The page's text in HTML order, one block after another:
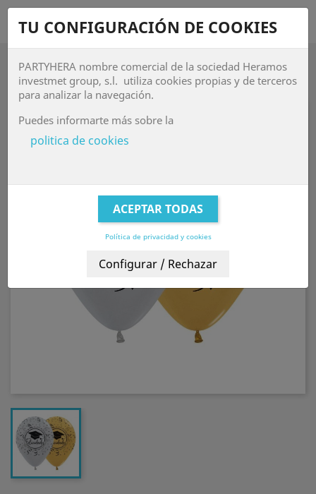
 

TU CONFIGURACIÓN DE COOKIES
PARTYHERA nombre comercial de la sociedad Heramos
investmet group, s.l. utiliza cookies propias y de terceros
para analizar la navegación.
Puedes informarte más sobre la
politica de cookies
Política de privacidad y cookies